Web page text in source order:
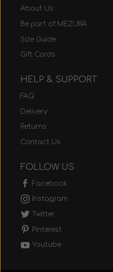
About Us
Be part of MEZURA
Size Guide
Gift Cards
HELP & SUPPORT
FAQ
Delivery
Returns
Contact Us
FOLLOW US
Facebook
Instagram
Twitter
Pinterest
Youtube